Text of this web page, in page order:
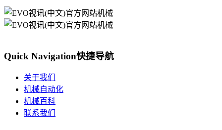
Quick Navigation快捷导航
关于我们
机械自动化
机械百科
联系我们